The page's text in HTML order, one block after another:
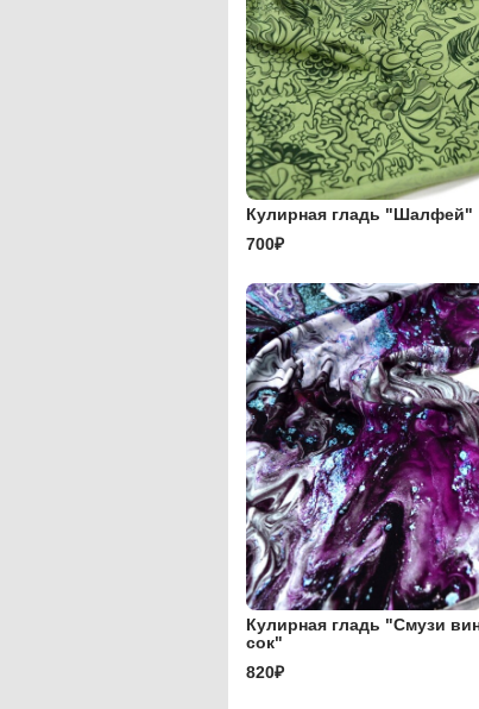
Кулирная гладь "Шалфей"
700₽
Кулирная гладь "Смузи
сок"
820₽